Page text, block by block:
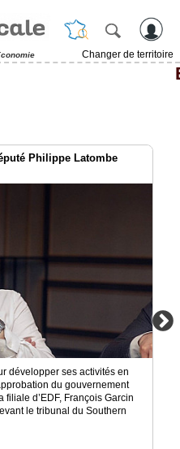
Changer de territoire
Philippe Latombe
développer ses activités en
du gouvernement
filiale d’EDF, François Garcin
le tribunal du Southern